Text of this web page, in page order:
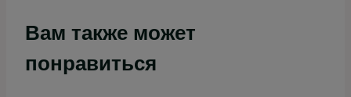
Вам также может
понравиться